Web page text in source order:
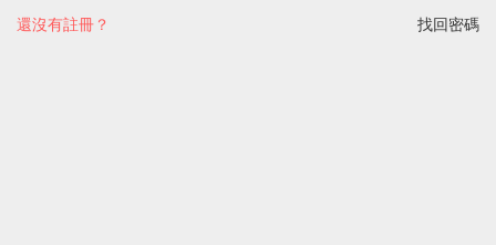
找回密碼
還沒有註冊？